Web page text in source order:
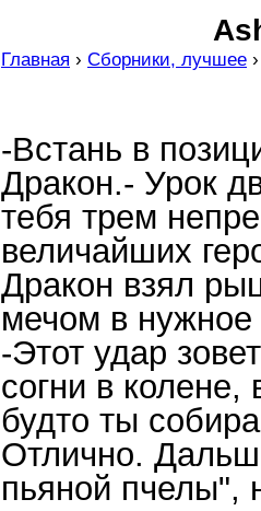
Главная › Сборники, лучшее
-Встань в
Дракон.- Урок
тебя трем
величайших
Дракон взял
мечом в
-Этот удар
согни в колене,
будто ты
Отлично.
пьяной пчелы",